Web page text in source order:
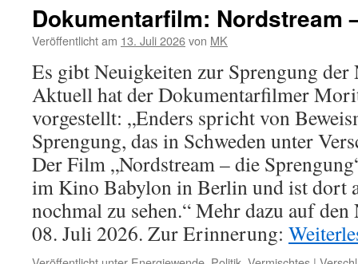
Dokumentarfilm: Nordstream
Veröffentlicht am 13. Juli 2026von MK
Es gibt Neuigkeiten zur Sprengung
Aktuell hat der Dokumentarfilmer
vorgestellt: „Enders spricht von
Sprengung, das in Schweden unter
Der Film „Nordstream – die
im Kino Babylon in Berlin und ist dort
nochmal zu sehen.“ Mehr dazu auf
08. Juli 2026. Zur Erinnerung: